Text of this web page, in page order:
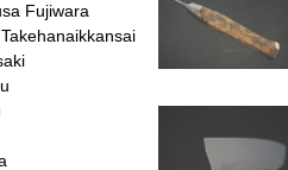
Fujiwara